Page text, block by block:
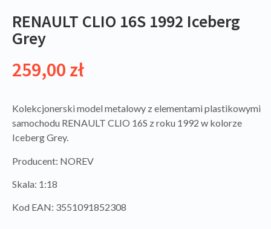
RENAULT CLIO 16S 1992 Iceberg
Grey
259,00 zł
Kolekcjonerski model metalowy z elementami plastikowymi
samochodu RENAULT CLIO 16S z roku 1992 w kolorze
Iceberg Grey.
Producent: NOREV
Skala: 1:18
Kod EAN: 3551091852308